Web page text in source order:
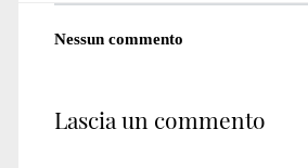
Nessun commento
Lascia un commento